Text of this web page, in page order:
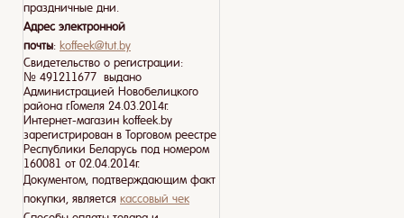
праздничные дни.
Адрес электронной
почты: koffeek@tut.by
Свидетельство о регистрации:
№ 491211677 выдано
Администрацией Новобелицкого
района г.Гомеля 24.03.2014г.
Интернет-магазин koffeek.by
зарегистрирован в Торговом реестре
Республики Беларусь под номером
160081 от 02.04.2014г.
Документом, подтверждающим факт
покупки, является кассовый чек